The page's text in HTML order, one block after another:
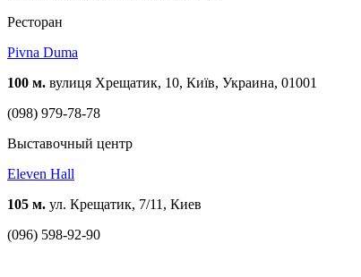
Ресторан
Pivna Duma
100 м. вулиця Хрещатик, 10, Київ, Украина, 01001
(098) 979-78-78
Выставочный центр
Eleven Hall
105 м. ул. Крещатик, 7/11, Киев
(096) 598-92-90